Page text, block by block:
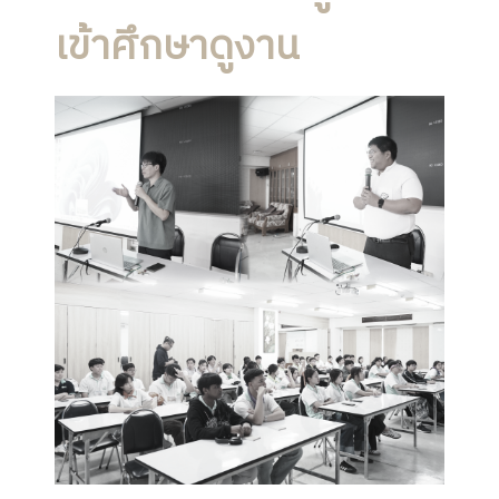
เข้าศึกษาดูงาน